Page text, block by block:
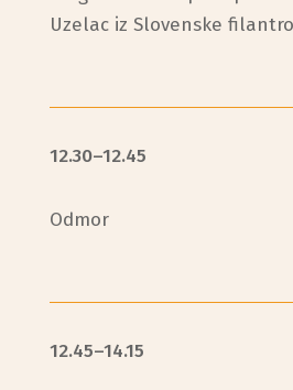
Uzelac iz Slovenske
12.30–12.45
Odmor
12.45–14.15